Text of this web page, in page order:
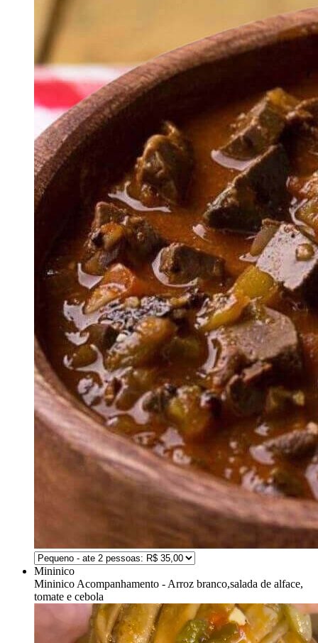
Mininico
Mininico Acompanhamento - Arroz branco,salada de alface,
tomate e cebola